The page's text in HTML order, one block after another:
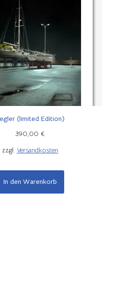
(limited Edition)
390,00 €
zzgl. Versandkosten
In den Warenkorb